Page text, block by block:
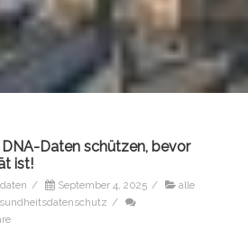
Daten schützen, bevor
ist!
/ September 4, 2025 /
alle
/